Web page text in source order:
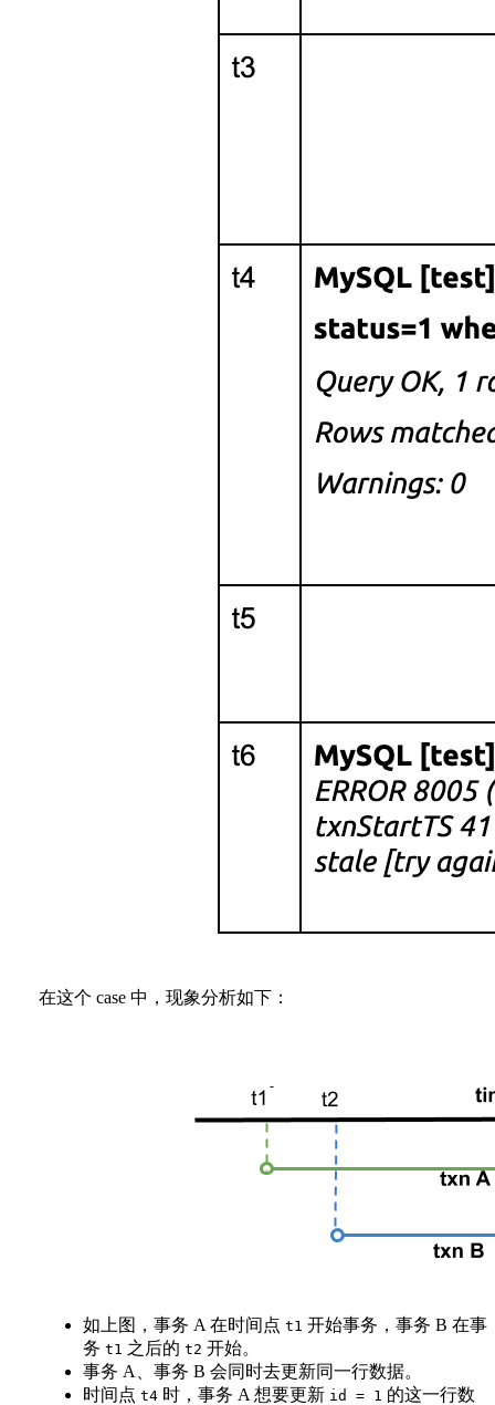
在这个 case 中，现象分析如下：
如上图，事务 A 在时间点 t1 开始事务，事务 B 在事
务 t1 之后的 t2 开始。
事务 A、事务 B 会同时去更新同一行数据。
时间点 t4 时，事务 A 想要更新 id = 1 的这一行数